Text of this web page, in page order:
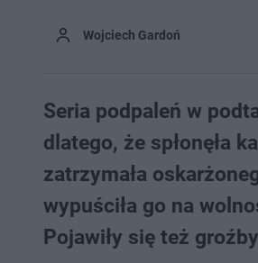
Wojciech Gardoń
Seria podpaleń w
dlatego, że spłonęła
zatrzymała
wypuściła go na
Pojawiły się też